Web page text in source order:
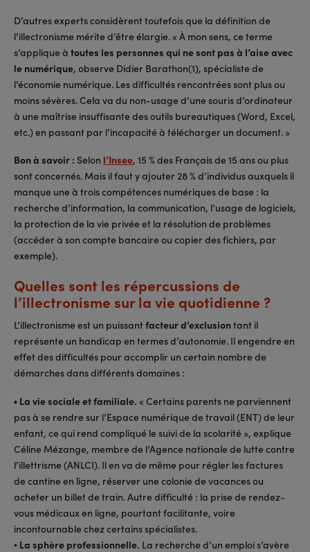
D’autres experts considèrent toutefois que la définition de
l’illectronisme mérite d’être élargie. « À mon sens, ce terme
s’applique à toutes les personnes qui ne sont pas à l’aise avec
le numérique, observe Didier Barathon(1), spécialiste de
l’économie numérique. Les difficultés rencontrées sont plus ou
moins sévères. Cela va du non-usage d’une souris d’ordinateur
à une maîtrise insuffisante des outils bureautiques (Word, Excel,
etc.) en passant par l’incapacité à télécharger un document. »
Bon à savoir : Selon l’Insee, 15 % des Français de 15 ans ou plus
sont concernés. Mais il faut y ajouter 28 % d’individus auxquels il
manque une à trois compétences numériques de base : la
recherche d’information, la communication, l’usage de logiciels,
la protection de la vie privée et la résolution de problèmes
(accéder à son compte bancaire ou copier des fichiers, par
exemple).
Quelles sont les répercussions de
l’illectronisme sur la vie quotidienne ?
L’illectronisme est un puissantfacteur d’exclusiontant il
représente un handicap en termes d’autonomie. Il engendre en
effet des difficultés pour accomplir un certain nombre de
démarches dans différents domaines :
▪ La vie sociale et familiale. « Certains parents ne parviennent
pas à se rendre sur l’Espace numérique de travail (ENT) de leur
enfant, ce qui rend compliqué le suivi de la scolarité », explique
Céline Mézange, membre de l’Agence nationale de lutte contre
l’illettrisme (ANLCI). Il en va de même pour régler les factures
de cantine en ligne, réserver une colonie de vacances ou
acheter un billet de train. Autre difficulté : la prise de rendez-
vous médicaux en ligne, pourtant facilitante, voire
incontournable chez certains spécialistes.
▪ La sphère professionnelle. La recherche d’un emploi s’avère